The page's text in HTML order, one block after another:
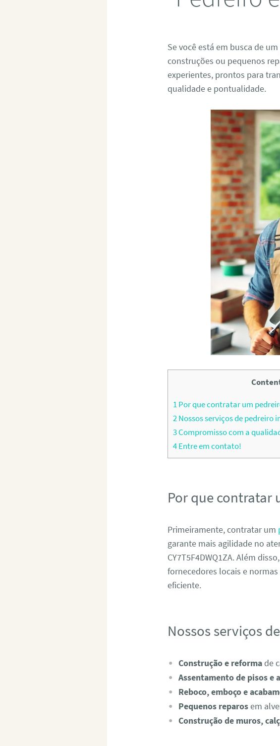
Se você está em busca de um
construções ou pequenos
experientes, prontos para
qualidade e pontualidade.
1Por que contratar um
2Nossos serviços de pedreiro
3Compromisso com a
4Entre em contato!
Por que contratar
Primeiramente, contratar um
garante mais agilidade no
CY7T5F4DWQ1ZA. Além
fornecedores locais e
eficiente.
Nossos serviços
Construção e reformade
Assentamento de pisos e
Reboco, emboço e
Pequenos reparosem
Construção de muros,